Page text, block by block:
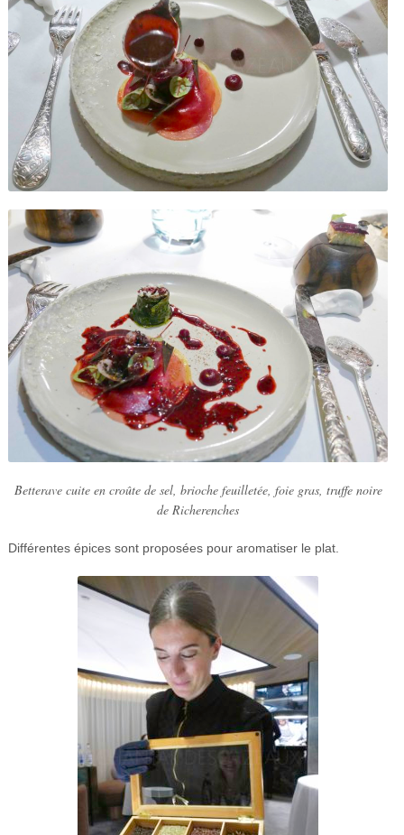
Betterave cuite en croûte de sel, brioche feuilletée, foie gras, truffe noire
de Richerenches
Différentes épices sont proposées pour aromatiser le plat.